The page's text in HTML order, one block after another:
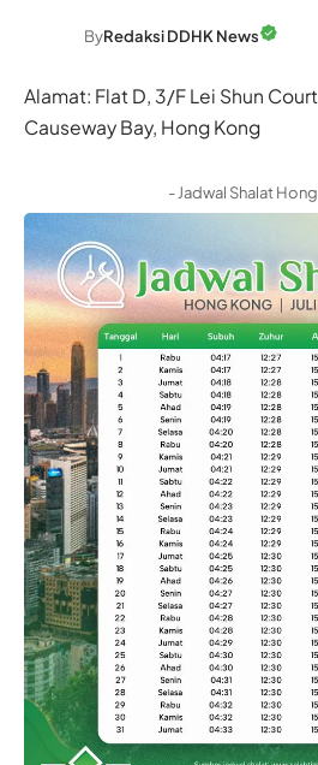
ByRedaksi DDHK News
Alamat: Flat D, 3/F Lei Shun
Causeway Bay, Hong Kong
- Jadwal Shalat